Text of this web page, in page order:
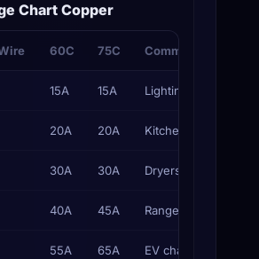
Chart Copper
60C 75C Common Use
15A 15A Lighting, general
20A 20A Kitchen, bath,
30A 30A Dryers, water
40A 45A Ranges, large AC
55A 65A EV chargers,